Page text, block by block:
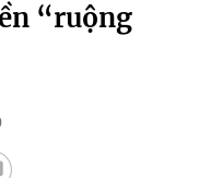
“ruộng